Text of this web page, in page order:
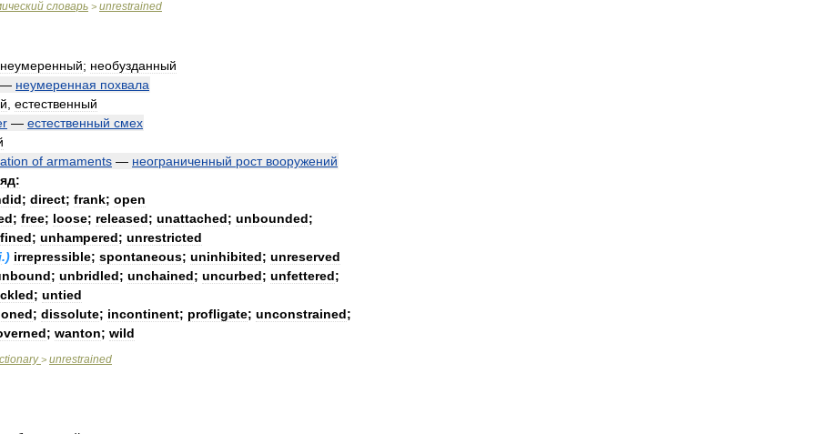
словарь > unrestrained
неумеренный; необузданный
— неумеренная похвала
естественный
— естественный смех
of armaments — неограниченный рост вооружений
; direct; frank; open
; free; loose; released; unattached; unbounded;
; unhampered; unrestricted
.) irrepressible; spontaneous; uninhibited; unreserved
; unbridled; unchained; uncurbed; unfettered;
; untied
; dissolute; incontinent; profligate; unconstrained;
; wanton; wild
> unrestrained